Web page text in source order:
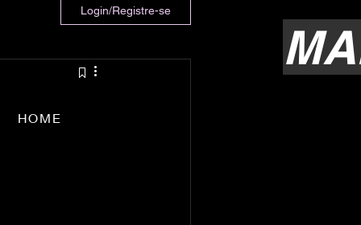
Login/Registre-se
HOME